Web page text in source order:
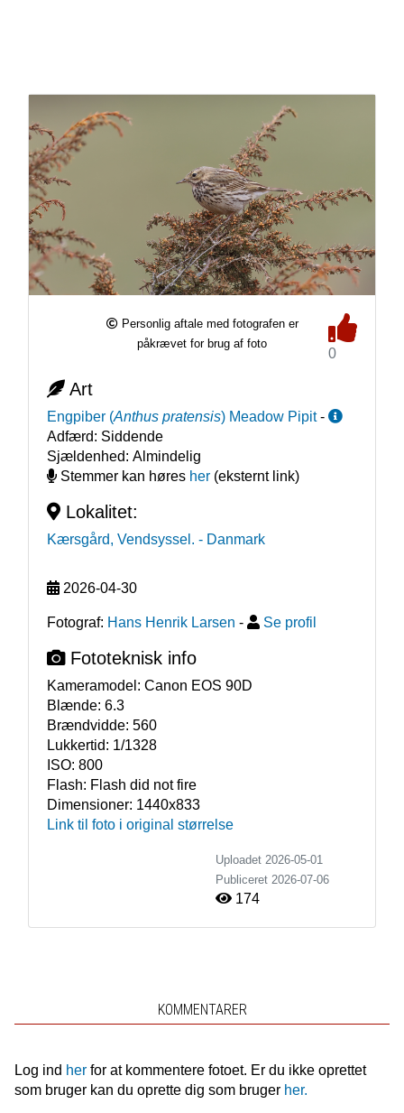
Personlig aftale med fotografen er
påkrævet for brug af foto
0
Art
Engpiber (Anthus pratensis) Meadow Pipit -
Adfærd: Siddende
Sjældenhed: Almindelig
Stemmer kan høres her(eksternt link)
Lokalitet:
Kærsgård, Vendsyssel. - Danmark
2026-04-30
Fotograf: Hans Henrik Larsen - Se profil
Fototeknisk info
Kameramodel: Canon EOS 90D
Blænde: 6.3
Brændvidde: 560
Lukkertid: 1/1328
ISO: 800
Flash: Flash did not fire
Dimensioner: 1440x833
Link til foto i original størrelse
Uploadet 2026-05-01
Publiceret 2026-07-06
174
KOMMENTARER
Log ind herfor at kommentere fotoet. Er du ikke oprettet
som bruger kan du oprette dig som bruger her.